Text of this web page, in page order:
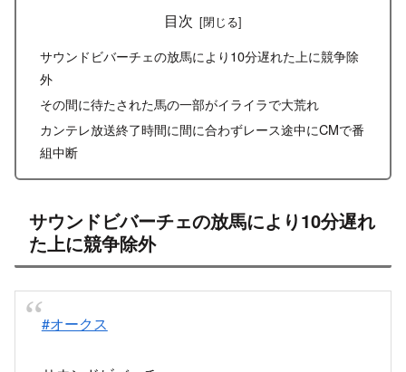
目次
サウンドビバーチェの放馬により10分遅れた上に競争除
外
その間に待たされた馬の一部がイライラで大荒れ
カンテレ放送終了時間に間に合わずレース途中にCMで番
組中断
サウンドビバーチェの放馬により10分遅れ
た上に競争除外
#オークス